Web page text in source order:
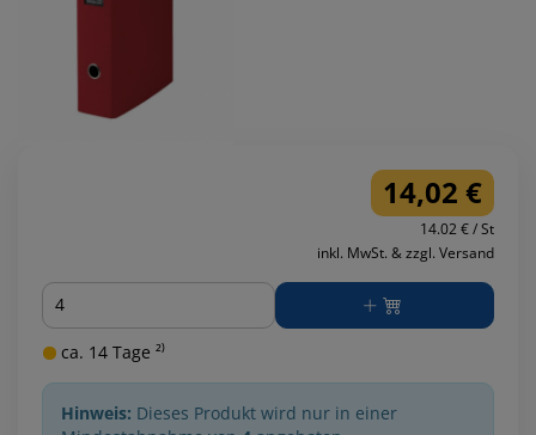
14,02 €
14.02 € / St
inkl. MwSt. & zzgl. Versand
Menge
ca. 14 Tage ²⁾
Hinweis: Dieses Produkt wird nur in einer